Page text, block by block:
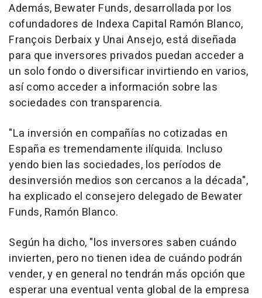
Además, Bewater Funds, desarrollada por los
cofundadores de Indexa Capital Ramón Blanco,
François Derbaix y Unai Ansejo, está diseñada
para que inversores privados puedan acceder a
un solo fondo o diversificar invirtiendo en varios,
así como acceder a información sobre las
sociedades con transparencia.
"La inversión en compañías no cotizadas en
España es tremendamente ilíquida. Incluso
yendo bien las sociedades, los períodos de
desinversión medios son cercanos a la década",
ha explicado el consejero delegado de Bewater
Funds, Ramón Blanco.
Según ha dicho, "los inversores saben cuándo
invierten, pero no tienen idea de cuándo podrán
vender, y en general no tendrán más opción que
esperar una eventual venta global de la empresa